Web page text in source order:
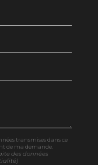
transmises dans ce
de ma demande.
des données
)